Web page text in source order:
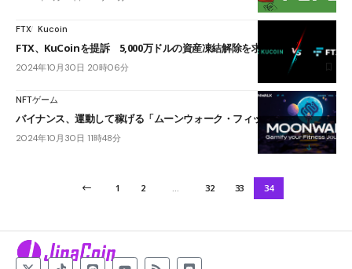
FTX Kucoin
FTX、KuCoinを提訴 5,000万ドルの資産凍結解除を求める
2024年10月30日 20時06分
NFTゲーム
バイナンス、運動して稼げる「ムーンウォーク・フィットネス」へ出資
2024年10月30日 11時48分
1 2 32 33 34